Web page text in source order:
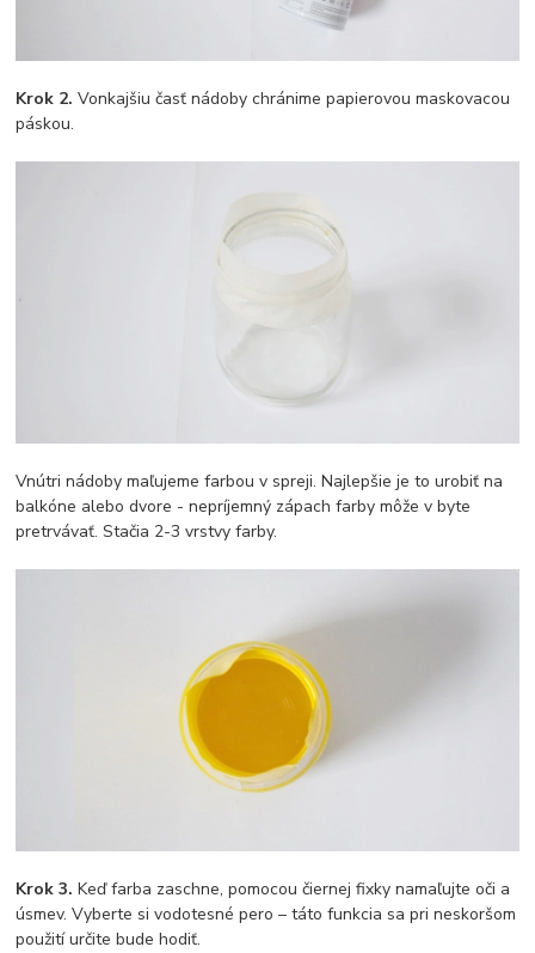
Krok 2. Vonkajšiu časť nádoby chránime papierovou maskovacou
páskou.
Vnútri nádoby maľujeme farbou v spreji. Najlepšie je to urobiť na
balkóne alebo dvore - nepríjemný zápach farby môže v byte
pretrvávať. Stačia 2-3 vrstvy farby.
Krok 3. Keď farba zaschne, pomocou čiernej fixky namaľujte oči a
úsmev. Vyberte si vodotesné pero – táto funkcia sa pri neskoršom
použití určite bude hodiť.